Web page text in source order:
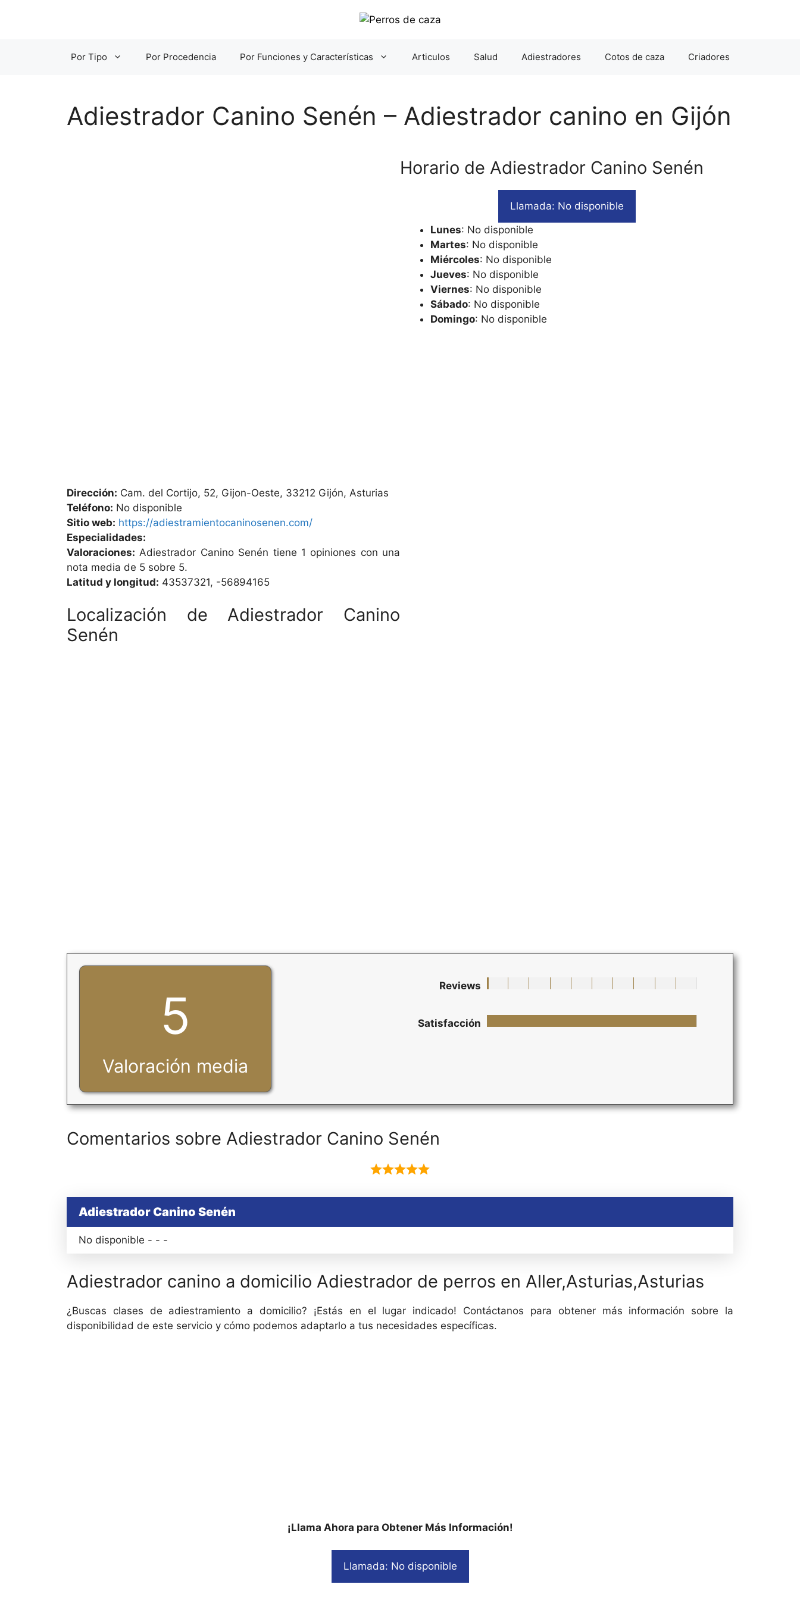
Por Tipo Por Procedencia Por Funciones y Características Articulos Salud Adiestradores Cotos de caza Criadores
Adiestrador Canino Senén – Adiestrador canino en Gijón
Dirección: Cam. del Cortijo, 52, Gijon-Oeste, 33212 Gijón, Asturias
Teléfono: No disponible
Sitio web: https://adiestramientocaninosenen.com/
Especialidades:
Valoraciones: Adiestrador Canino Senén tiene 1 opiniones con una
nota media de 5 sobre 5.
Latitud y longitud: 43537321, -56894165
Localización de Adiestrador Canino
Senén
Horario de Adiestrador Canino Senén
Llamada: No disponible
Lunes: No disponible
Martes: No disponible
Miércoles: No disponible
Jueves: No disponible
Viernes: No disponible
Sábado: No disponible
Domingo: No disponible
5
Valoración media
Reviews
Satisfacción
Comentarios sobre Adiestrador Canino Senén
Adiestrador Canino Senén
No disponible - - -
Adiestrador canino a domicilio Adiestrador de perros en Aller,Asturias,Asturias
¿Buscas clases de adiestramiento a domicilio? ¡Estás en el lugar indicado! Contáctanos para obtener más información sobre la
disponibilidad de este servicio y cómo podemos adaptarlo a tus necesidades específicas.
¡Llama Ahora para Obtener Más Información!
Llamada: No disponible